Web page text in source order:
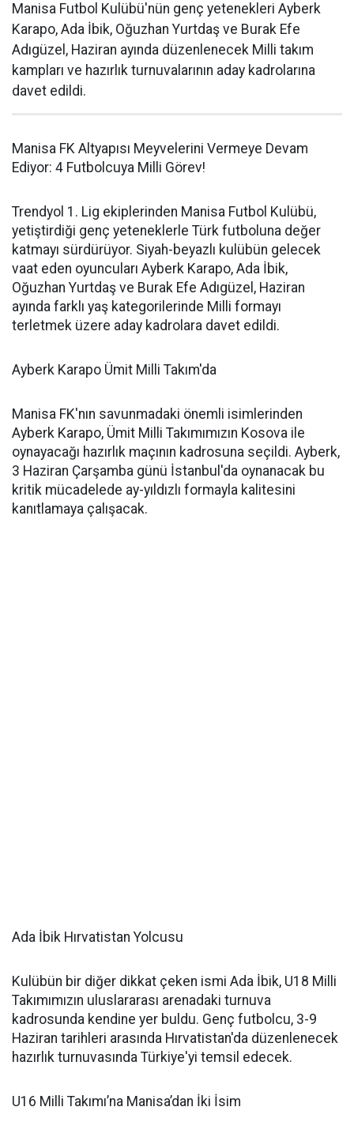
Manisa Futbol Kulübü'nün genç yetenekleri Ayberk
Karapo, Ada İbik, Oğuzhan Yurtdaş ve Burak Efe
Adıgüzel, Haziran ayında düzenlenecek Milli takım
kampları ve hazırlık turnuvalarının aday kadrolarına
davet edildi.
Manisa FK Altyapısı Meyvelerini Vermeye Devam
Ediyor: 4 Futbolcuya Milli Görev!
Trendyol 1. Lig ekiplerinden Manisa Futbol Kulübü,
yetiştirdiği genç yeteneklerle Türk futboluna değer
katmayı sürdürüyor. Siyah-beyazlı kulübün gelecek
vaat eden oyuncuları Ayberk Karapo, Ada İbik,
Oğuzhan Yurtdaş ve Burak Efe Adıgüzel, Haziran
ayında farklı yaş kategorilerinde Milli formayı
terletmek üzere aday kadrolara davet edildi.
Ayberk Karapo Ümit Milli Takım'da
Manisa FK'nın savunmadaki önemli isimlerinden
Ayberk Karapo, Ümit Milli Takımımızın Kosova ile
oynayacağı hazırlık maçının kadrosuna seçildi. Ayberk,
3 Haziran Çarşamba günü İstanbul'da oynanacak bu
kritik mücadelede ay-yıldızlı formayla kalitesini
kanıtlamaya çalışacak.
Ada İbik Hırvatistan Yolcusu
Kulübün bir diğer dikkat çeken ismi Ada İbik, U18 Milli
Takımımızın uluslararası arenadaki turnuva
kadrosunda kendine yer buldu. Genç futbolcu, 3-9
Haziran tarihleri arasında Hırvatistan'da düzenlenecek
hazırlık turnuvasında Türkiye'yi temsil edecek.
U16 Milli Takımı’na Manisa’dan İki İsim